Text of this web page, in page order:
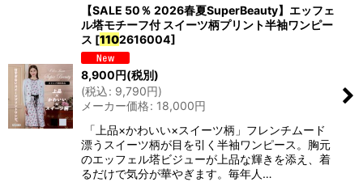
【SALE 50％ 2026春夏SuperBeauty】エッフェ
ル塔モチーフ付 スイーツ柄プリント半袖ワンピー
ス [1102616004]
8,900円(税別)
(税込: 9,790円)
メーカー価格: 18,000円
「上品×かわいい×スイーツ柄」フレンチムード
漂うスイーツ柄が目を引く半袖ワンピース。胸元
のエッフェル塔ビジューが上品な輝きを添え、着
るだけで気分が華やぎます。毎年人…